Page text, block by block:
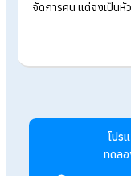
งานที่มีคุณค่าไม่ใช่
2. Culture
วัฒนธรรมองค์กร
สอดคล้องกับแนว